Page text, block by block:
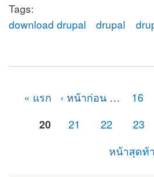
Tags:
download drupal
drupal
about Update Drupal 8.3.2 ตัวล่
« แรก ‹ หน้าก่อน … 16
20
21 22 23
หน้าสุดท้